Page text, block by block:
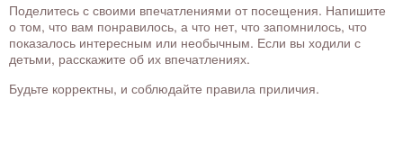
Поделитесь с своими впечатлениями от посещения. Напишите
о том, что вам понравилось, а что нет, что запомнилось, что
показалось интересным или необычным. Если вы ходили с
детьми, расскажите об их впечатлениях.
Будьте корректны, и соблюдайте правила приличия.